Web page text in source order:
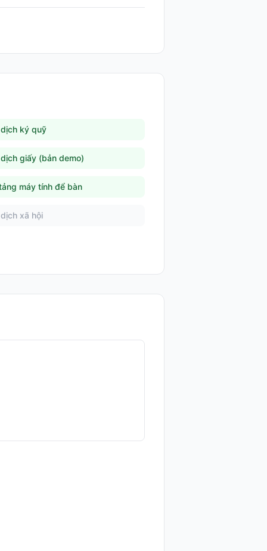
ký quỹ
giấy (bản demo)
máy tính để bàn
xã hội